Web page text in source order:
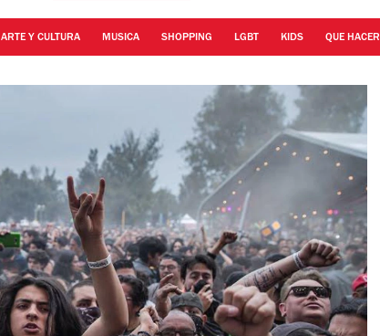
ARTE Y CULTURA MUSICA SHOPPING LGBT KIDS QUE HACER